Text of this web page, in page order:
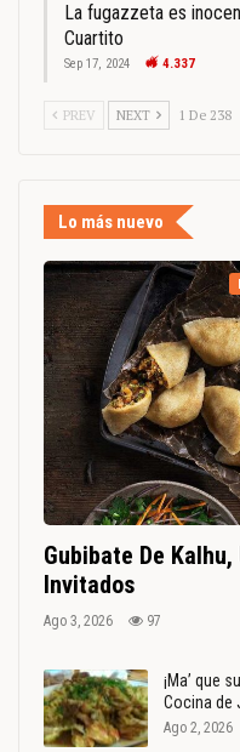
La fugazzeta es
Cuartito
Sep 17, 2024 4.337
PREV NEXT 1 De 238
Lo más nuevo
Gubibate De
Invitados
Ago 3, 2026 97
¡Ma’ que
Cocina de
Ago 2, 2026